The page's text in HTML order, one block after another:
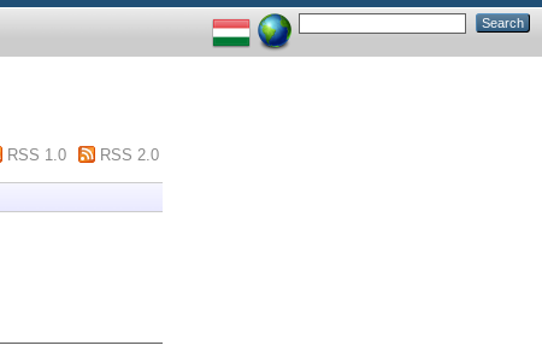
RSS 1.0 RSS 2.0